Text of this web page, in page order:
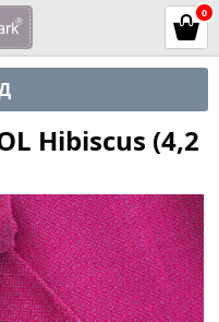
0
Hibiscus (4,2